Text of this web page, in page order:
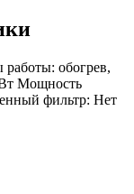
обогрев,
Мощность
фильтр: Нет